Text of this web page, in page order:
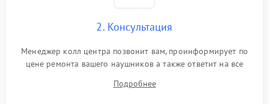
2. Консультация
Менеджер колл центра позвонит вам, проинформирует по
цене ремонта вашего наушников а также ответит на все
Подробнее